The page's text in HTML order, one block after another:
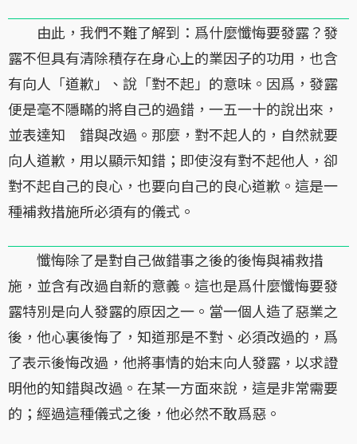
由此，我們不難了解到：爲什麼懺悔要發露？發
露不但具有清除積存在身心上的業因子的功用，也含
有向人「道歉」、說「對不起」的意味。因爲，發露
便是毫不隱瞞的將自己的過錯，一五一十的說出來，
並表達知 錯與改過。那麼，對不起人的，自然就要
向人道歉，用以顯示知錯；即使沒有對不起他人，卻
對不起自己的良心，也要向自己的良心道歉。這是一
種補救措施所必須有的儀式。
懺悔除了是對自己做錯事之後的後悔與補救措
施，並含有改過自新的意義。這也是爲什麼懺悔要發
露特別是向人發露的原因之一。當一個人造了惡業之
後，他心裏後悔了，知道那是不對、必須改過的，爲
了表示後悔改過，他將事情的始末向人發露，以求證
明他的知錯與改過。在某一方面來說，這是非常需要
的；經過這種儀式之後，他必然不敢爲惡。